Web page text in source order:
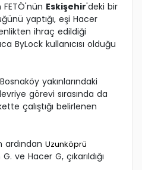
Eskişehir'deki bir
yaptığı, eşi Hacer
ihraç edildiği
ByLock kullanıcısı olduğu
yakınlarındaki
görevi sırasında da
çalıştığı belirlenen
Uzunköprü
ve Hacer G, çıkarıldığı